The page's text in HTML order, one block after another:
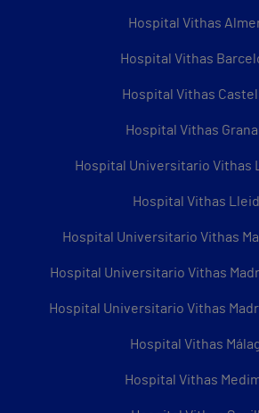
Hospital Vithas
Hospital Vithas
Hospital Vithas
Hospital Vithas
Hospital Universitario Vithas
Hospital Vithas
Hospital Universitario Vithas
Hospital Universitario Vithas
Hospital Universitario Vithas
Hospital Vithas
Hospital Vithas